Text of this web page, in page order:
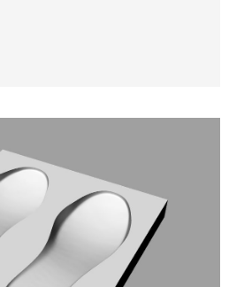
3D de motlles per a
i anatòmiques